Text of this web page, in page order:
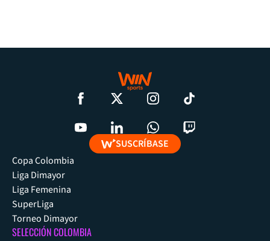
SUSCRÍBASE
Copa Colombia
Liga Dimayor
Liga Femenina
SuperLiga
Torneo Dimayor
SELECCIÓN COLOMBIA